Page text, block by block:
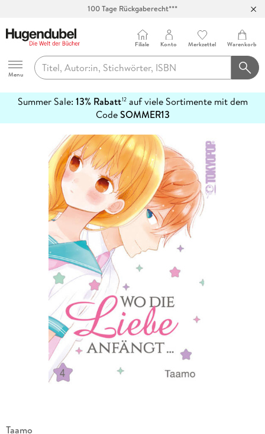
100 Tage Rückgaberecht***
Hugendubel
Menu
Filiale Konto Merkzettel Warenkorb
Summer Sale: 13% Rabatt12auf viele Sortimente mit dem
CodeSOMMER13
erfahren
Taamo